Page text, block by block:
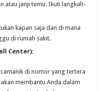
atau janji temu. Ikuti langkah-
kapan saja dan di mana
di rumah sakit.
Center):
di nomor yang tertera
membantu Anda dalam